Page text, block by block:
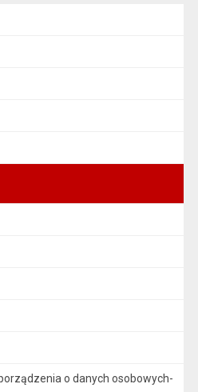
o danych osobowych-